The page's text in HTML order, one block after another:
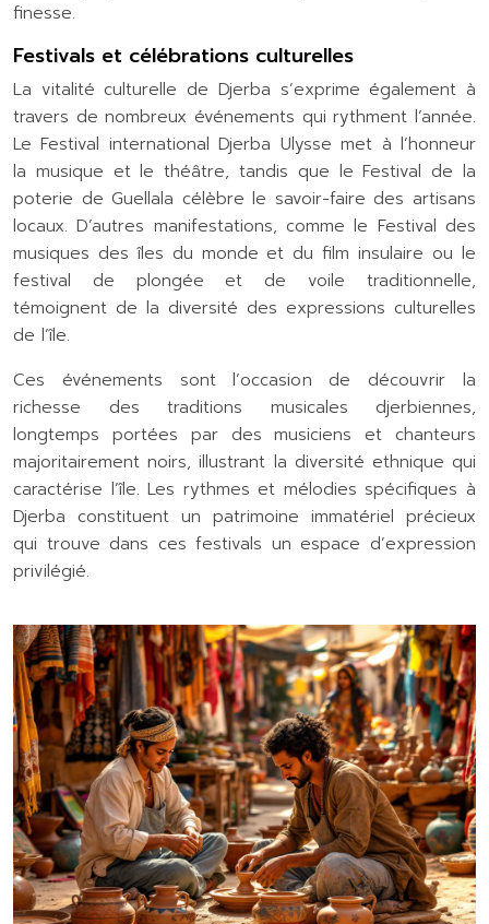
finesse.
Festivals et célébrations culturelles
La vitalité culturelle de Djerba s’exprime également à
travers de nombreux événements qui rythment l’année.
Le Festival international Djerba Ulysse met à l’honneur
la musique et le théâtre, tandis que le Festival de la
poterie de Guellala célèbre le savoir-faire des artisans
locaux. D’autres manifestations, comme le Festival des
musiques des îles du monde et du film insulaire ou le
festival de plongée et de voile traditionnelle,
témoignent de la diversité des expressions culturelles
de l’île.
Ces événements sont l’occasion de découvrir la
richesse des traditions musicales djerbiennes,
longtemps portées par des musiciens et chanteurs
majoritairement noirs, illustrant la diversité ethnique qui
caractérise l’île. Les rythmes et mélodies spécifiques à
Djerba constituent un patrimoine immatériel précieux
qui trouve dans ces festivals un espace d’expression
privilégié.